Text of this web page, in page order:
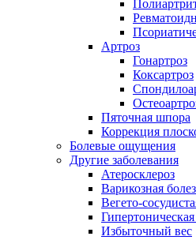
Артроз
Гонартроз
Коксартроз
Пяточная шпора
Коррекция
Болевые ощущения
Другие заболевания
Атеросклероз
Варикозная
Вегето-
Избыточный вес